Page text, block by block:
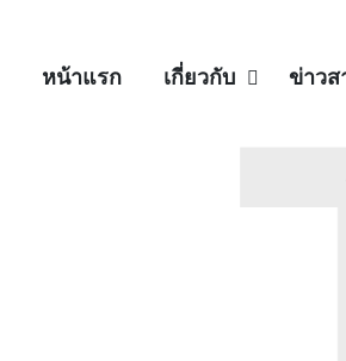
หน้าแรก เกี่ยวกับ ข่าวส